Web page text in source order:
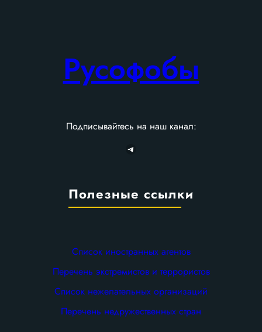
Русофобы
Подписывайтесь на наш канал:
Telegram
Полезные ссылки
Список иностранных агентов
Перечень экстремистов и террористов
Список нежелательных организаций
Перечень недружественных стран